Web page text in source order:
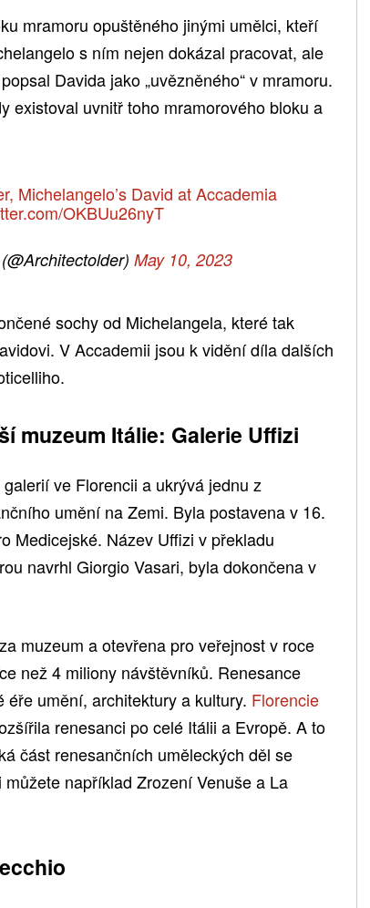
mramoru opuštěného jinými umělci, kteří
s ním nejen dokázal pracovat, ale
Davida jako „uvězněného“ v mramoru.
existoval uvnitř toho mramorového bloku a
Michelangelo’s David at Accademia
OKBUu26nyT
May 10, 2023
sochy od Michelangela, které tak
V Accademii jsou k vidění díla dalších
muzeum Itálie: Galerie Uffizi
ve Florencii a ukrývá jednu z
umění na Zemi. Byla postavena v 16.
Medicejské. Název Uffizi v překladu
navrhl Giorgio Vasari, byla dokončena v
muzeum a otevřena pro veřejnost v roce
než 4 miliony návštěvníků. Renesance
umění, architektury a kultury. Florencie
renesanci po celé Itálii a Evropě. A to
část renesančních uměleckých děl se
například Zrození Venuše a La